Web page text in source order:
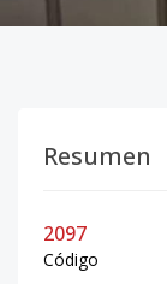
Resumen
2097
Código